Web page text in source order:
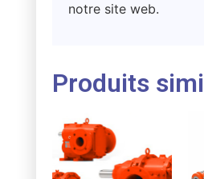
notre site web.
Produits